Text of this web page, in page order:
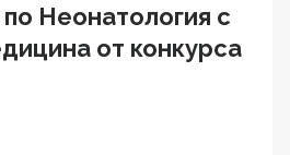
Неонатология с
от конкурса